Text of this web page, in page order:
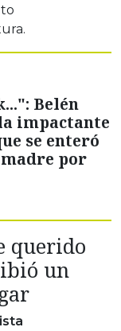
Belén
impactante
se enteró
por
querido
un